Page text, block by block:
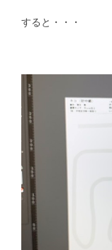
すると・・・